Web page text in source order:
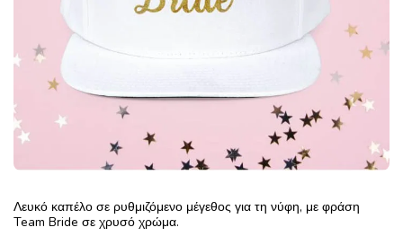
Λευκό καπέλο σε ρυθμιζόμενο μέγεθος για τη νύφη, με φράση
Team Bride σε χρυσό χρώμα.